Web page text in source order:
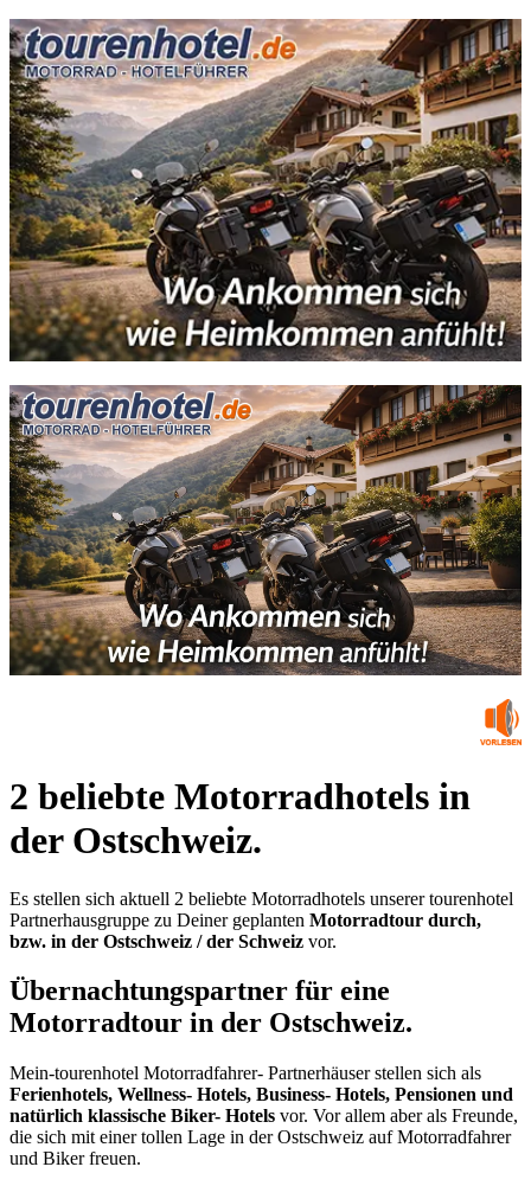
2 beliebte Motorradhotels in
der Ostschweiz.
Es stellen sich aktuell 2 beliebte Motorradhotels unserer tourenhotel
Partnerhausgruppe zu Deiner geplanten Motorradtour durch,
bzw. in der Ostschweiz / der Schweiz vor.
Übernachtungspartner für eine
Motorradtour in der Ostschweiz.
Mein-tourenhotel Motorradfahrer- Partnerhäuser stellen sich als
Ferienhotels, Wellness- Hotels, Business- Hotels, Pensionen und
natürlich klassische Biker- Hotels vor. Vor allem aber als Freunde,
die sich mit einer tollen Lage in der Ostschweiz auf Motorradfahrer
und Biker freuen.